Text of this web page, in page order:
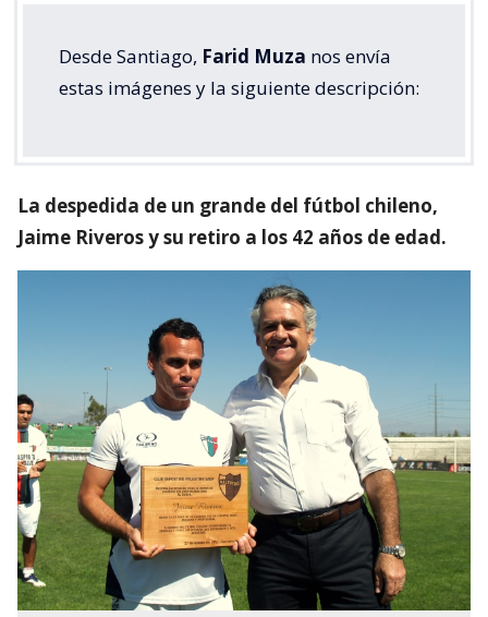
Desde Santiago, Farid Muza nos envía
estas imágenes y la siguiente descripción:
La despedida de un grande del fútbol chileno,
Jaime Riveros y su retiro a los 42 años de edad.